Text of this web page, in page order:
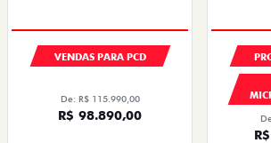
VENDAS PARA PCD
De: R$ 115.990,00
R$ 98.890,00